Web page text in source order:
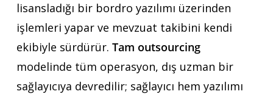
lisansladığı bir bordro yazılımı üzerinden
işlemleri yapar ve mevzuat takibini kendi
ekibiyle sürdürür. Tam outsourcing
modelinde tüm operasyon, dış uzman bir
sağlayıcıya devredilir; sağlayıcı hem yazılımı